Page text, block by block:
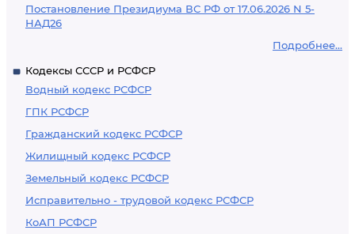
Постановление Президиума ВС РФ от 17.06.2026 N 5-
НАД26
Подробнее...
Кодексы СССР и РСФСР
Водный кодекс РСФСР
ГПК РСФСР
Гражданский кодекс РСФСР
Жилищный кодекс РСФСР
Земельный кодекс РСФСР
Исправительно - трудовой кодекс РСФСР
КоАП РСФСР